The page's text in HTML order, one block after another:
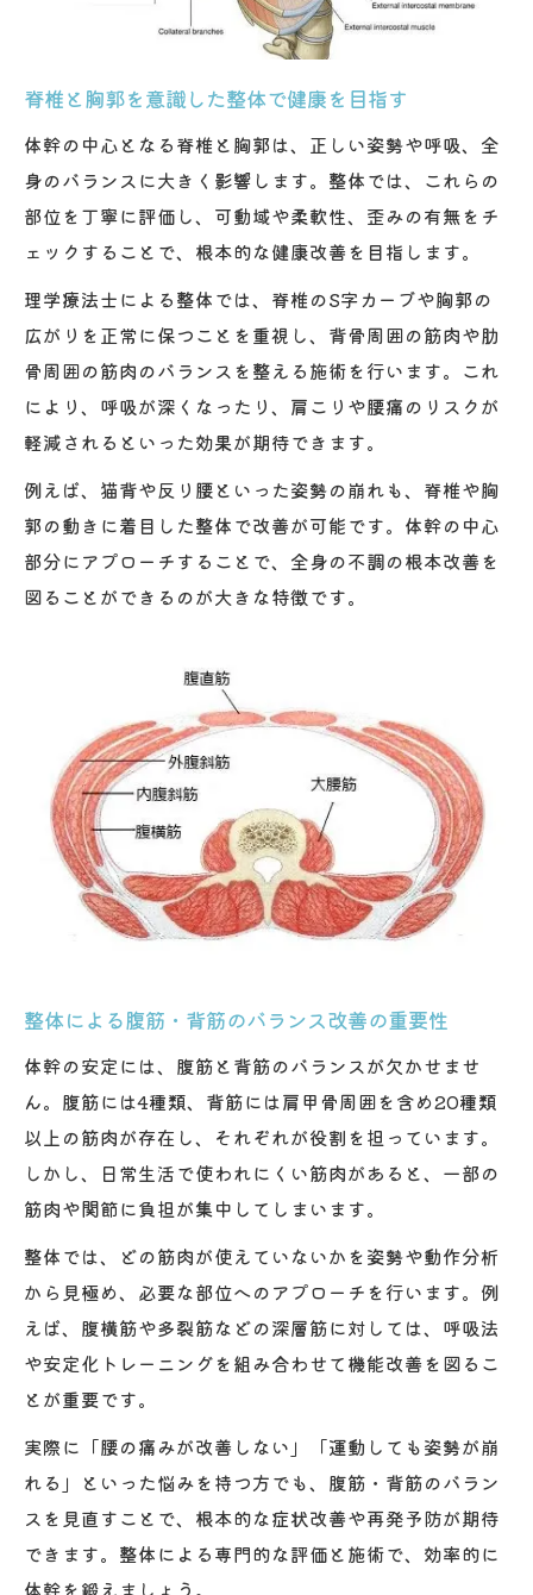
体幹サポート整体の口コミで評判の実例紹
脊椎と胸郭を意識した整体で健康を目指す
体幹の中心となる脊椎と胸郭は、正しい姿勢や呼吸、全
身のバランスに大きく影響します。整体では、これらの
部位を丁寧に評価し、可動域や柔軟性、歪みの有無をチ
ェックすることで、根本的な健康改善を目指します。
理学療法士による整体では、脊椎のS字カーブや胸郭の
広がりを正常に保つことを重視し、背骨周囲の筋肉や肋
骨周囲の筋肉のバランスを整える施術を行います。これ
により、呼吸が深くなったり、肩こりや腰痛のリスクが
軽減されるといった効果が期待できます。
例えば、猫背や反り腰といった姿勢の崩れも、脊椎や胸
郭の動きに着目した整体で改善が可能です。体幹の中心
部分にアプローチすることで、全身の不調の根本改善を
図ることができるのが大きな特徴です。
整体による腹筋・背筋のバランス改善の重要性
体幹の安定には、腹筋と背筋のバランスが欠かせませ
ん。腹筋には4種類、背筋には肩甲骨周囲を含め20種類
以上の筋肉が存在し、それぞれが役割を担っています。
しかし、日常生活で使われにくい筋肉があると、一部の
筋肉や関節に負担が集中してしまいます。
整体では、どの筋肉が使えていないかを姿勢や動作分析
から見極め、必要な部位へのアプローチを行います。例
えば、腹横筋や多裂筋などの深層筋に対しては、呼吸法
や安定化トレーニングを組み合わせて機能改善を図るこ
とが重要です。
実際に「腰の痛みが改善しない」「運動しても姿勢が崩
れる」といった悩みを持つ方でも、腹筋・背筋のバラン
スを見直すことで、根本的な症状改善や再発予防が期待
できます。整体による専門的な評価と施術で、効率的に
体幹を鍛えましょう。